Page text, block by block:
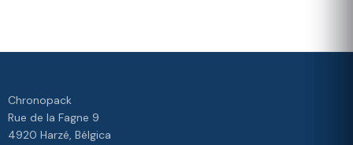
Chronopack
Rue de la Fagne 9
4920 Harzé, Bélgica